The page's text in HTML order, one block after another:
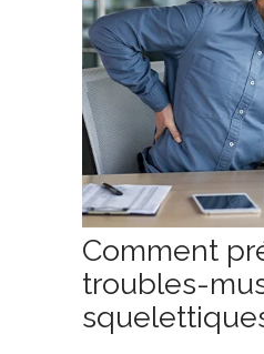
Comment
troubles-